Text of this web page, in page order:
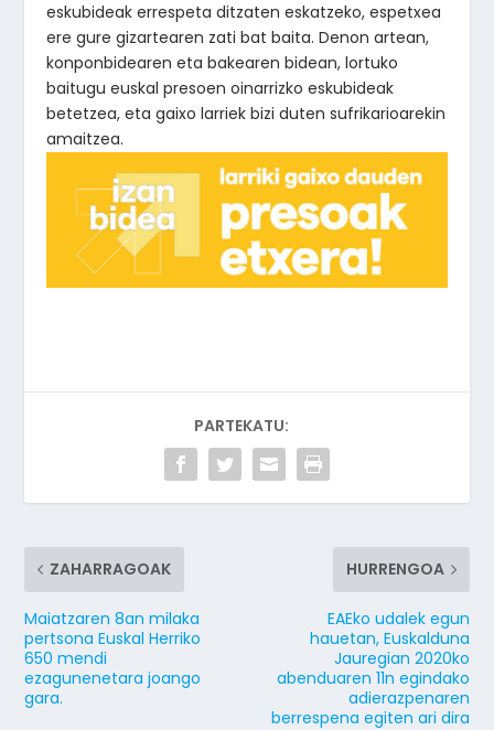
eskubideak errespeta ditzaten eskatzeko, espetxea
ere gure gizartearen zati bat baita. Denon artean,
konponbidearen eta bakearen bidean, lortuko
baitugu euskal presoen oinarrizko eskubideak
betetzea, eta gaixo larriek bizi duten sufrikarioarekin
amaitzea.
PARTEKATU:
ZAHARRAGOAK
Maiatzaren 8an milaka
pertsona Euskal Herriko
650 mendi
ezagunenetara joango
gara.
HURRENGOA
EAEko udalek egun
hauetan, Euskalduna
Jauregian 2020ko
abenduaren 11n egindako
adierazpenaren
berrespena egiten ari dira